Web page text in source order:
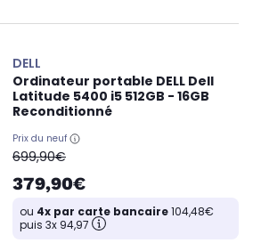
DELL
Ordinateur portable DELL Dell
Latitude 5400 i5 512GB - 16GB
Reconditionné
Prix du neuf
oldPrice
699,90€
379,90€
ou 4x par carte bancaire104,48€
puis 3x 94,97